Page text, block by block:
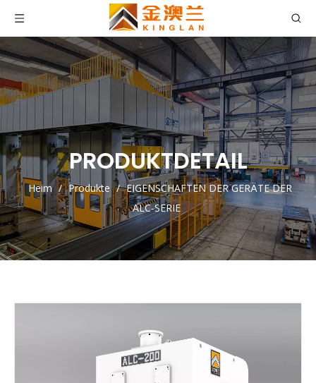
PRODUKTDETAIL
Heim / Produkte / EIGENSCHAFTEN DER GERÄTE DER
ALC-SERIE